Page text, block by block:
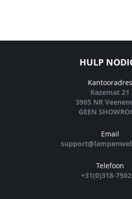
HULP
Kantooradres
Kazemat 21
3905 NR
GEEN
Email
Telefoon
+31(0)318-